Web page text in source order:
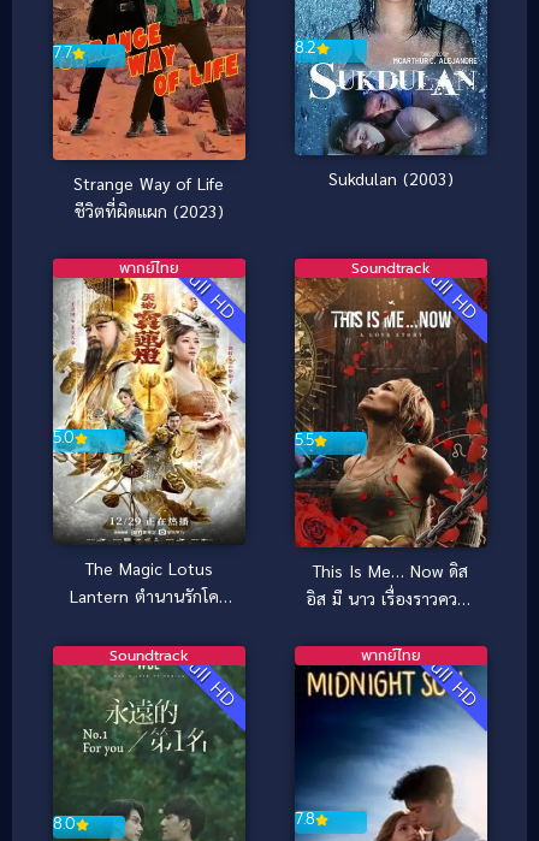
7.7
Strange Way of Life
ชีวิตที่ผิดแผก (2023)
8.2
Sukdulan (2003)
Full HD
5.0
พากย์ไทย
The Magic Lotus
Lantern ตำนานรักโคม
Full HD
5.5
Soundtrack
This Is Me… Now ดิส
อิส มี นาว เรื่องราวความ
Full HD
8.0
Soundtrack Full HD
7.8
พากย์ไทย